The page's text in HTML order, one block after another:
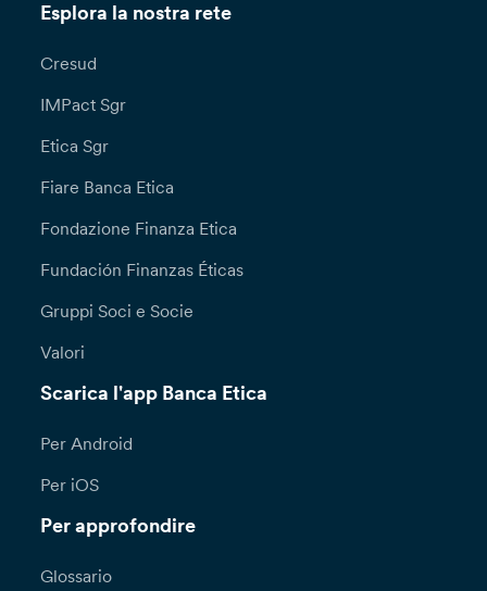
Esplora la nostra rete
Cresud
IMPact Sgr
Etica Sgr
Fiare Banca Etica
Fondazione Finanza Etica
Fundación Finanzas Éticas
Gruppi Soci e Socie
Valori
Scarica l'app Banca Etica
Per Android
Per iOS
Per approfondire
Glossario